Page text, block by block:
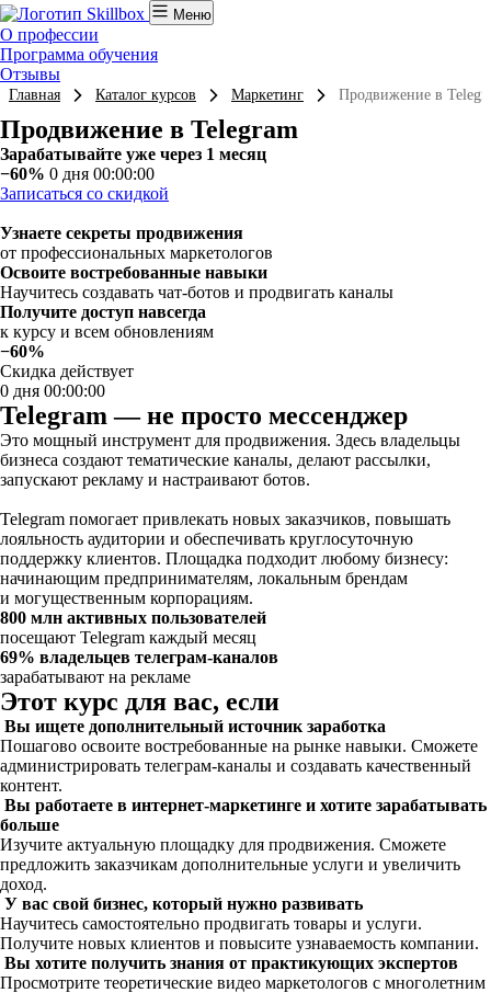
Меню
О профессии
Программа обучения
Отзывы
Главная Каталог курсов Маркетинг Продвижение в
Продвижение в Telegram
Зарабатывайте уже через 1 месяц
−60% 0 дня 00:00:00
Записаться со скидкой
Узнаете секреты продвижения
от профессиональных маркетологов
Освоите востребованные навыки
Научитесь создавать чат-ботов и продвигать каналы
Получите доступ навсегда
к курсу и всем обновлениям
−60%
Скидка действует
0 дня 00:00:00
Telegram — не просто мессенджер
Это мощный инструмент для продвижения. Здесь владельцы
бизнеса создают тематические каналы, делают рассылки,
запускают рекламу и настраивают ботов.
Telegram помогает привлекать новых заказчиков, повышать
лояльность аудитории и обеспечивать круглосуточную
поддержку клиентов. Площадка подходит любому бизнесу:
начинающим предпринимателям, локальным брендам
и могущественным корпорациям.
800 млн активных пользователей
посещают Telegram каждый месяц
69% владельцев телеграм-каналов
зарабатывают на рекламе
Этот курс для вас, если
Вы ищете дополнительный источник заработка
Пошагово освоите востребованные на рынке навыки. Сможете
администрировать телеграм-каналы и создавать качественный
контент.
Вы работаете в интернет-маркетинге и хотите зарабатывать
больше
Изучите актуальную площадку для продвижения. Сможете
предложить заказчикам дополнительные услуги и увеличить
доход.
У вас свой бизнес, который нужно развивать
Научитесь самостоятельно продвигать товары и услуги.
Получите новых клиентов и повысите узнаваемость компании.
Вы хотите получить знания от практикующих экспертов
Просмотрите теоретические видео маркетологов с многолетним